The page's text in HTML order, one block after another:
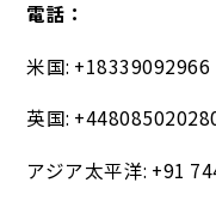
電話：
米国: +18339092966
英国:
アジア太平洋: +91